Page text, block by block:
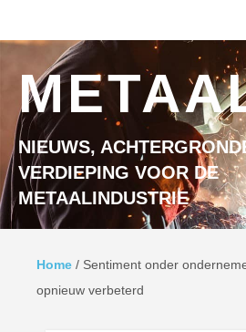
NIEUWS,
VERDIEPING VOOR DE
METAALINDUSTRIE
Home / Sentiment onder
opnieuw verbeterd